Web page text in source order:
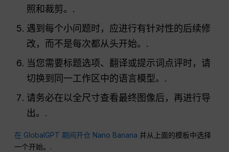
照和裁剪。.
遇到每个小问题时，应进行有针对性的后续修
改，而不是每次都从头开始。.
当您需要标题选项、翻译或提示词点评时，请
切换到同一工作区中的语言模型。.
请务必在以全尺寸查看最终图像后，再进行导
出。.
在 GlobalGPT 期间开仓 Nano Banana 并从上面的模板中选择
一个开始。.